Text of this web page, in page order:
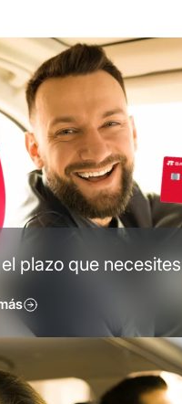
plazo que necesites